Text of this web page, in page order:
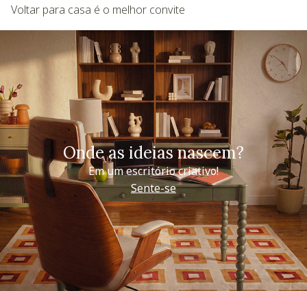
Voltar para casa é o melhor convite
Onde as ideias nascem?
Em um escritório criativo!
Sente-se